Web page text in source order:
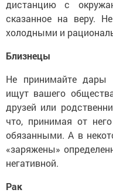
дистанцию с
сказанное на веру.
холодными и
Близнецы
Не принимайте дары
ищут вашего
друзей или
что, принимая от
обязанными. А в
«заряжены»
негативной.
Рак